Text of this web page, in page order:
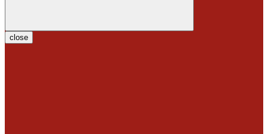
close